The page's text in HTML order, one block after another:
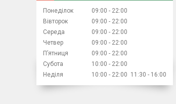
Понеділок 09:00
22:00
Вівторок
09:00
22:00
Середа
09:00
22:00
Четвер
09:00
22:00
Пʼятниця
09:00
22:00
Субота
10:00
22:00
Неділя
10:00 22:00 11:30 16:00